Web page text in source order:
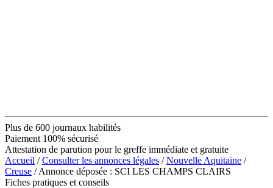
Plus de 600 journaux habilités
Paiement 100% sécurisé
Attestation de parution pour le greffe immédiate et gratuite
Accueil /Consulter les annonces légales /Nouvelle Aquitaine /
Creuse / Annonce déposée : SCI LES CHAMPS CLAIRS
Fiches pratiques et conseils